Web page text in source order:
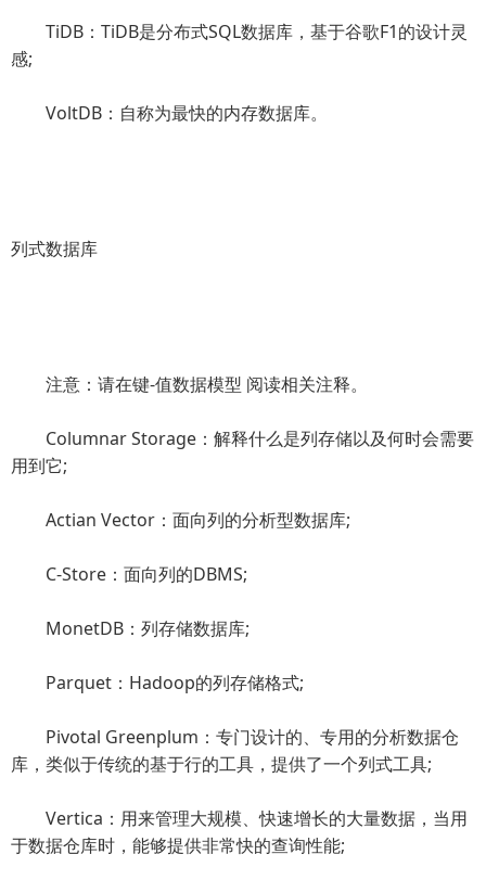
TiDB：TiDB是分布式SQL数据库，基于谷歌F1的设计灵
感;
VoltDB：自称为最快的内存数据库。
列式数据库
注意：请在键-值数据模型 阅读相关注释。
Columnar Storage：解释什么是列存储以及何时会需要
用到它;
Actian Vector：面向列的分析型数据库;
C-Store：面向列的DBMS;
MonetDB：列存储数据库;
Parquet：Hadoop的列存储格式;
Pivotal Greenplum：专门设计的、专用的分析数据仓
库，类似于传统的基于行的工具，提供了一个列式工具;
Vertica：用来管理大规模、快速增长的大量数据，当用
于数据仓库时，能够提供非常快的查询性能;